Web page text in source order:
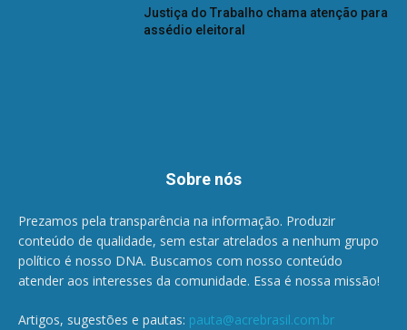
Justiça do Trabalho chama atenção para
assédio eleitoral
Sobre nós
Prezamos pela transparência na informação. Produzir
conteúdo de qualidade, sem estar atrelados a nenhum grupo
político é nosso DNA. Buscamos com nosso conteúdo
atender aos interesses da comunidade. Essa é nossa missão!
Artigos, sugestões e pautas: pauta@acrebrasil.com.br